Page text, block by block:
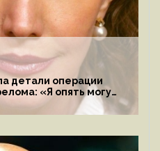
детали операции
«Я опять могу